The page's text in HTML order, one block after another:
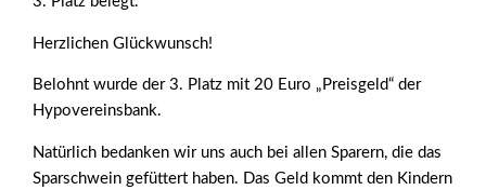
Herzlichen Glückwunsch!
Belohnt wurde der 3. Platz mit 20 Euro „Preisgeld“ der
Hypovereinsbank.
Natürlich bedanken wir uns auch bei allen Sparern, die das
Sparschwein gefüttert haben. Das Geld kommt den Kindern